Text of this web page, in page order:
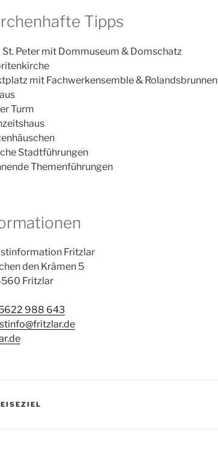
Tipps
St. Peter mit Dommuseum & Domschatz
mit Fachwerkensemble & Rolandsbrunnen
Turm
Stadtführungen
Themenführungen
Fritzlar
den Krämen 5
Fritzlar
988 643